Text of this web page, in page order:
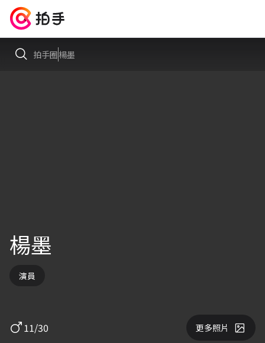
拍手圈楊墨
楊墨
演員
11/30 更多照片